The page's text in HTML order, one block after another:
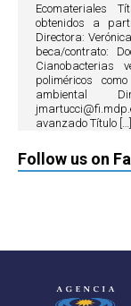
Ecomateriales
obtenidos a
Directora:
beca/contrato:
Cianobacterias
poliméricos
ambiental
avanzado Título […]
Follow us on